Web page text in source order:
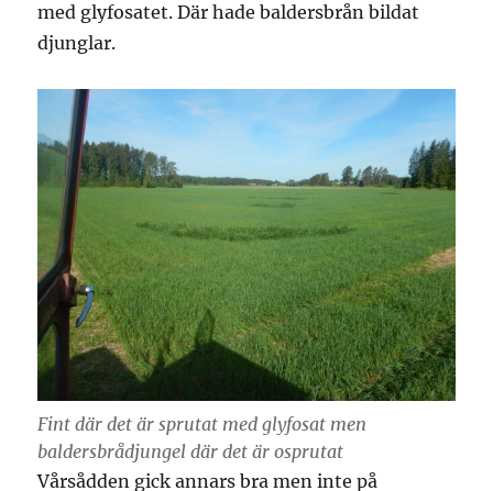
med glyfosatet. Där hade baldersbrån bildat
djunglar.
Fint där det är sprutat med glyfosat men
baldersbrådjungel där det är osprutat
Vårsådden gick annars bra men inte på